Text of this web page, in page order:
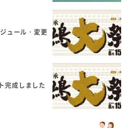
ュール・変更
完成しました